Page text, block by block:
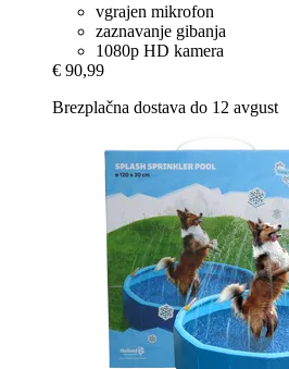
vgrajen mikrofon
zaznavanje gibanja
1080p HD kamera
€ 90,99
Brezplačna dostava do 12 avgust